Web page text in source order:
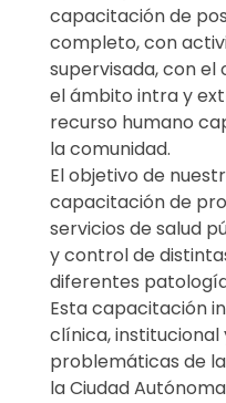
u
r
s
o
P
ú
b
capacitación de
completo, con
supervisada, con
el ámbito intra y
recurso humano
la comunidad.
El objetivo de
capacitación de
servicios de salud
y control de
diferentes
Esta capacitación
clínica, institucional
problemáticas de
la Ciudad